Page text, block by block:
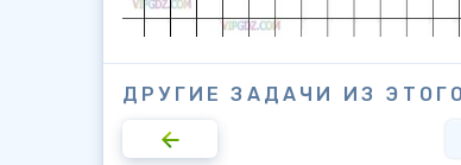
ДРУГИЕ ЗАДАЧИ ИЗ